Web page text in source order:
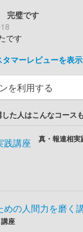
完璧です
です
マーレビューを表
を利用する
た人はこんなコース
真・報連相実
座